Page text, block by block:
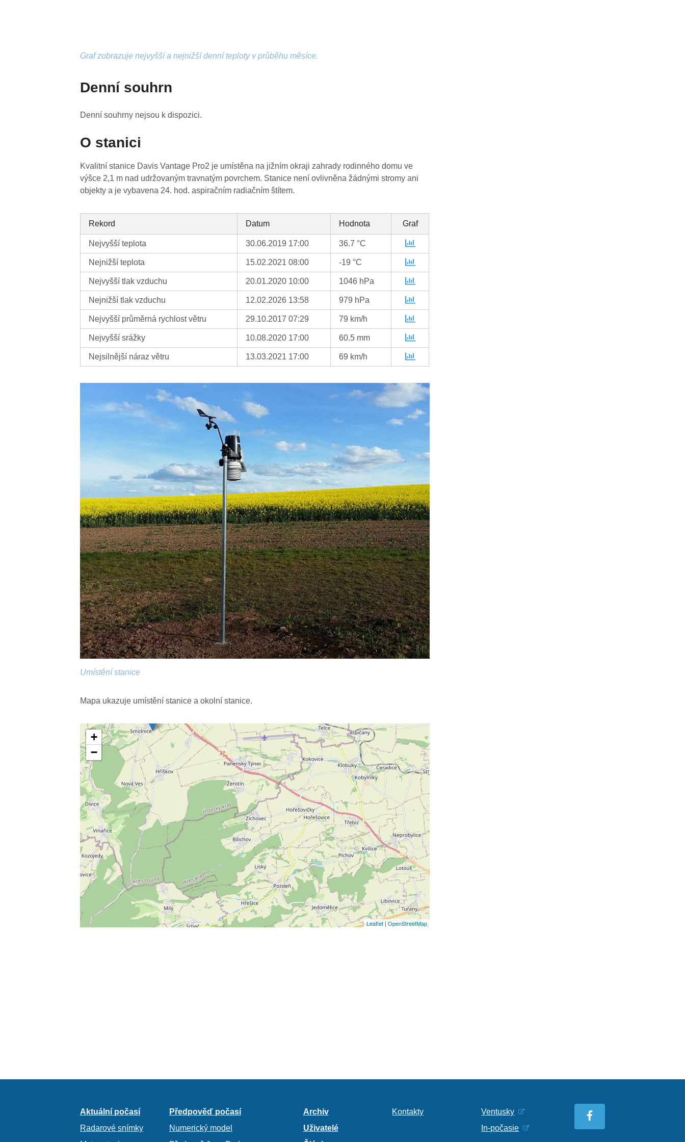
Graf zobrazuje nejvyšší a nejnižší denní teploty v průběhu měsíce.
Denní souhrn
Denní souhrny nejsou k dispozici.
O stanici
Kvalitní stanice Davis Vantage Pro2 je umístěna na jižním okraji zahrady rodinného domu ve
výšce 2,1 m nad udržovaným travnatým povrchem. Stanice není ovlivněna žádnými stromy ani
objekty a je vybavena 24. hod. aspiračním radiačním štítem.
Rekord Datum Hodnota Graf
Nejvyšší teplota 30.06.2019 17:00 36.7 °C
Nejnižší teplota 15.02.2021 08:00 -19 °C
Nejvyšší tlak vzduchu 20.01.2020 10:00 1046 hPa
Nejnižší tlak vzduchu 12.02.2026 13:58 979 hPa
Nejvyšší průměrná rychlost větru 29.10.2017 07:29 79 km/h
Nejvyšší srážky 10.08.2020 17:00 60.5 mm
Nejsilnější náraz větru 13.03.2021 17:00 69 km/h
Umístění stanice
Mapa ukazuje umístění stanice a okolní stanice.
+
−
Leaflet| OpenStreetMap
Aktuální počasí
Radarové snímky
Předpověď počasí
Numerický model
Archiv
Uživatelé
Kontakty
Ventusky
In-počasie